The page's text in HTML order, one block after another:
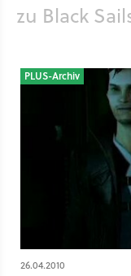
zu Black
PLUS-Archiv
26.04.2010